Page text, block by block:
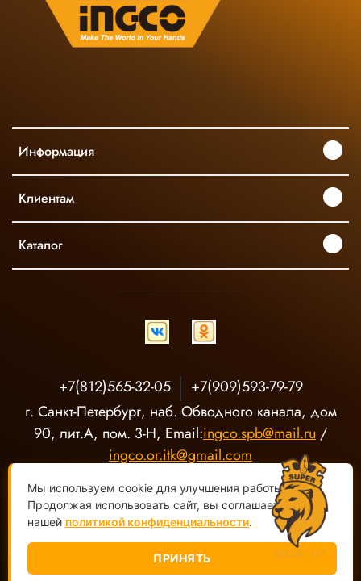
Информация
Клиентам
Каталог
+7(812)565-32-05
+7(909)593-79-79
г. Санкт-Петербург, наб. Обводного канала, дом
90, лит.А, пом. 3-Н, Email:ingco.spb@mail.ru/
ingco.or.itk@gmail.com
ООО "О-Р ИТК" Магазин электроинструмента INGCO ©2020-
Мы используем cookie для улучшения работы сайта.
Продолжая использовать сайт, вы соглашаетесь с
нашей политикой конфиденциальности.
ПРИНЯТЬ